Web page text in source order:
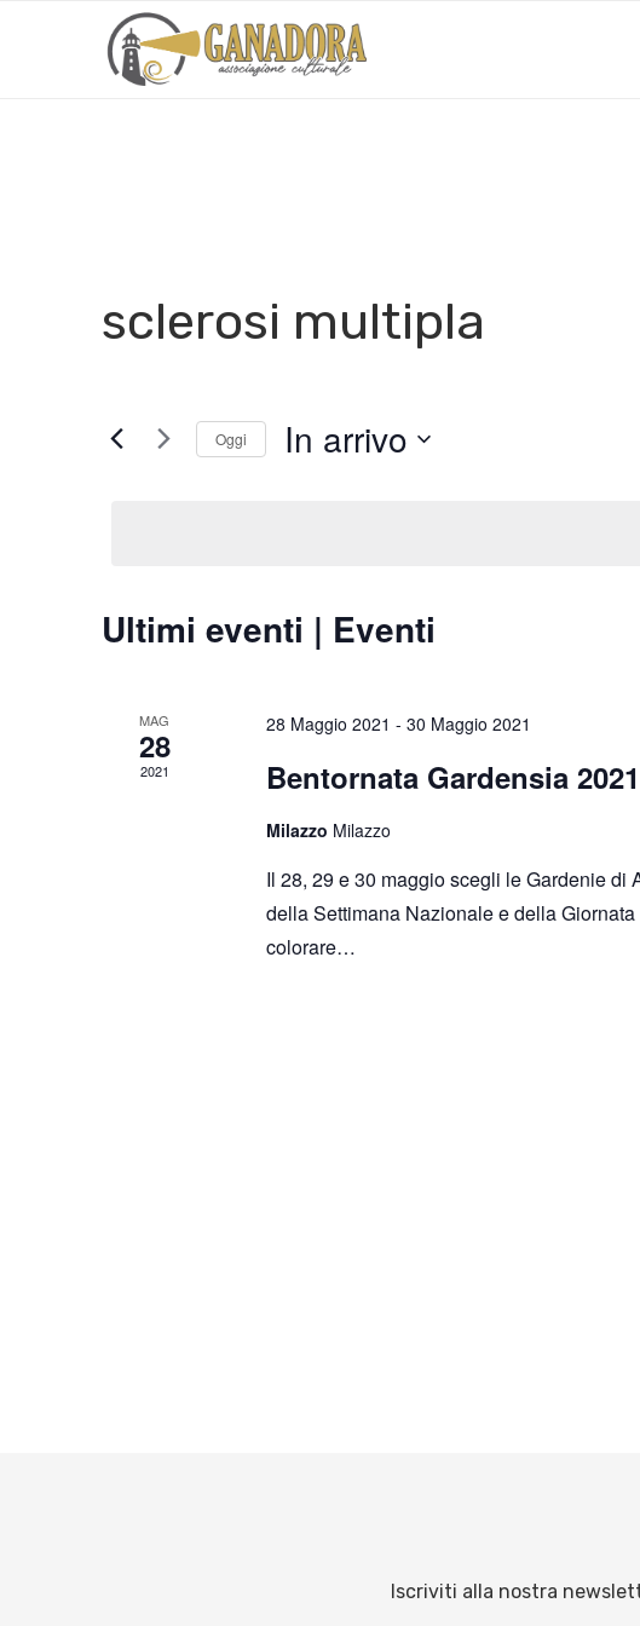
sclerosi multipla
Oggi In arrivo
Ultimi eventi | Eventi
MAG
28
2021
28 Maggio 2021 - 30 Maggio 2021
Bentornata Gardensia 2021
Milazzo Milazzo
Il 28, 29 e 30 maggio scegli le Gardenie
della Settimana Nazionale e della
colorare…
Iscriviti alla nostra